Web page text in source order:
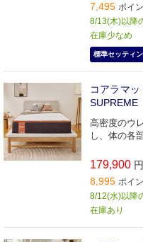
7,495 ポイ
8/13(木)以降
在庫少なめ
標準セッティ
コアラマ
SUPREME
高密度のウ
し、体の各
179,900
8,995 ポイ
8/12(水)以降
在庫あり